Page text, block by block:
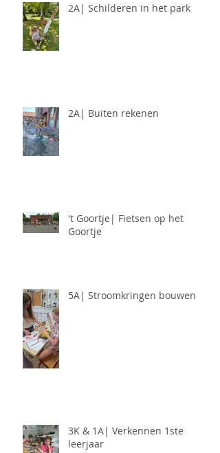
2A| Schilderen in het park
2A| Buiten rekenen
't Goortje| Fietsen op het
Goortje
5A| Stroomkringen bouwen
3K & 1A| Verkennen 1ste
leerjaar